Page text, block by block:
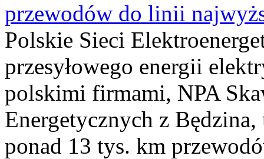
przewodów do linii
Polskie Sieci
przesyłowego energii
polskimi firmami, NPA
Energetycznych z
ponad 13 tys. km